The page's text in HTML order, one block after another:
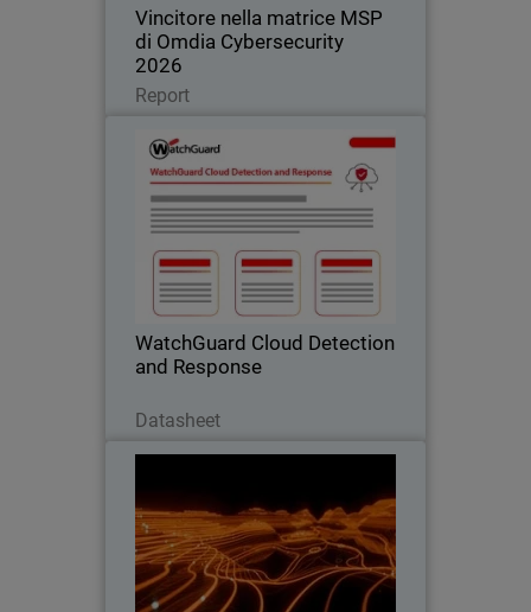
Vincitore nella matrice MSP
di Omdia Cybersecurity
2026
Report
WatchGuard Cloud Detection
and Response
Datasheet
WatchGuard Cloud Detection
and Response
Elimina i rischi del cloud alla radice,
prima che si trasformino in un incidente.
soluzione WatchGuardONE
Body
Scopri come il programma per i partner
di canale di WatchGuard può
incrementare la redditività e l'efficienza